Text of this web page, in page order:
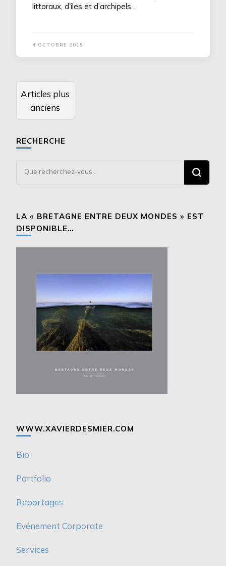
littoraux, d’îles et d’archipels…
4 OCTOBRE 2015
Navigation
des
articles
Articles plus
anciens
RECHERCHE
Vous
LA « BRETAGNE ENTRE DEUX MONDES » EST
DISPONIBLE…
WWW.XAVIERDESMIER.COM
Bio
Portfolio
Reportages
Evénement Corporate
Services